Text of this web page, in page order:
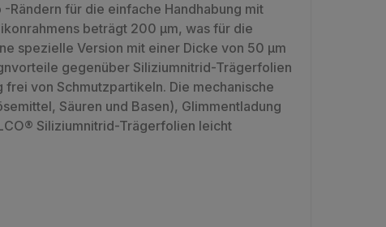
Rändern für die einfache Handhabung mit
beträgt 200 µm, was für die
spezielle Version mit einer Dicke von 50 µm
gegenüber Siliziumnitrid-Trägerfolien
von Schmutzpartikeln. Die mechanische
Säuren und Basen), Glimmentladung
Siliziumnitrid-Trägerfolien leicht